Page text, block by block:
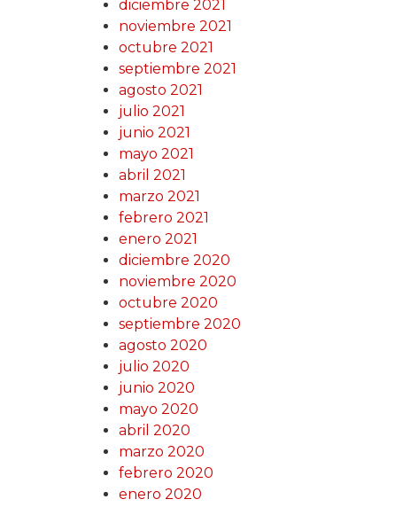
diciembre 2021
noviembre 2021
octubre 2021
septiembre 2021
agosto 2021
julio 2021
junio 2021
mayo 2021
abril 2021
marzo 2021
febrero 2021
enero 2021
diciembre 2020
noviembre 2020
octubre 2020
septiembre 2020
agosto 2020
julio 2020
junio 2020
mayo 2020
abril 2020
marzo 2020
febrero 2020
enero 2020